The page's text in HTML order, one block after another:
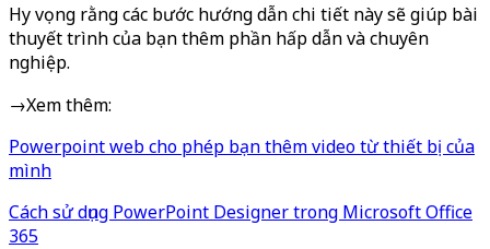
Hy vọng rằng các bước hướng dẫn chi tiết này sẽ giúp bài
thuyết trình của bạn thêm phần hấp dẫn và chuyên
nghiệp.
→Xem thêm:
Powerpoint web cho phép bạn thêm video từ thiết bị của
mình
Cách sử dụng PowerPoint Designer trong Microsoft Office
365